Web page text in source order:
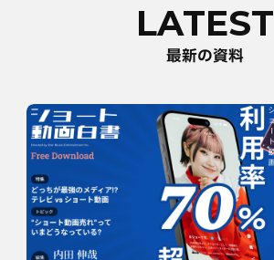
LATEST
最新の資料